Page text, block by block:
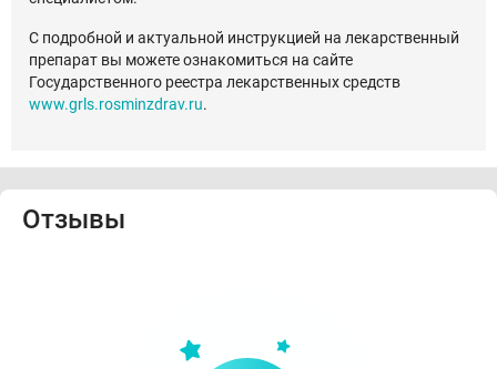
С подробной и актуальной инструкцией на лекарственный
препарат вы можете ознакомиться на сайте
Государственного реестра лекарственных средств
www.grls.rosminzdrav.ru.
Отзывы